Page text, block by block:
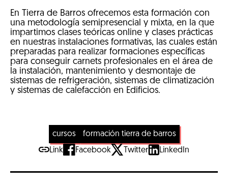
En Tierra de Barros ofrecemos esta formación con
una metodología semipresencial y mixta, en la que
impartimos clases teóricas online y clases prácticas
en nuestras instalaciones formativas, las cuales están
preparadas para realizar formaciones específicas
para conseguir carnets profesionales en el área de
la instalación, mantenimiento y desmontaje de
sistemas de refrigeración, sistemas de climatización
y sistemas de calefacción en Edificios.
cursos
formación tierra de barros
Link
Facebook Twitter LinkedIn